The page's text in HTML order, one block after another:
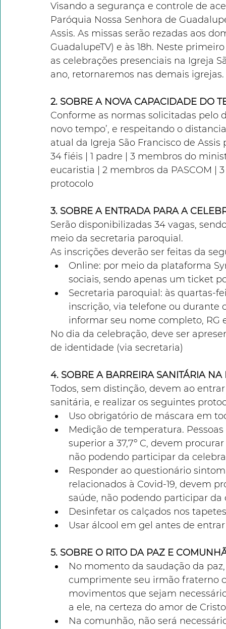
Visando a segurança e controle de
Paróquia Nossa Senhora de
Assis. As missas serão rezadas aos
GuadalupeTV) e às 18h. Neste
as celebrações presenciais na Igreja
ano, retornaremos nas demais igrejas.
2. SOBRE A NOVA CAPACIDADE DO
Conforme as normas solicitadas pelo
novo tempo’, e respeitando o
atual da Igreja São Francisco de Assis
34 fiéis | 1 padre | 3 membros do
eucaristia | 2 membros da PASCOM
protocolo
3. SOBRE A ENTRADA PARA A
Serão disponibilizadas 34 vagas,
meio da secretaria paroquial.
As inscrições deverão ser feitas da
Online: por meio da plataforma
sociais, sendo apenas um ticket
Secretaria paroquial: às quartas-
inscrição, via telefone ou durante
informar seu nome completo, RG
No dia da celebração, deve ser
de identidade (via secretaria)
4. SOBRE A BARREIRA SANITÁRIA
Todos, sem distinção, devem ao
sanitária, e realizar os seguintes
Uso obrigatório de máscara em
Medição de temperatura.
superior a 37,7º C, devem
não podendo participar da
Responder ao questionário
relacionados à Covid-19, devem
saúde, não podendo participar da
Desinfetar os calçados nos
Usar álcool em gel antes de
5. SOBRE O RITO DA PAZ E
No momento da saudação da
cumprimente seu irmão fraterno
movimentos que sejam
a ele, na certeza do amor de
Na comunhão, não será